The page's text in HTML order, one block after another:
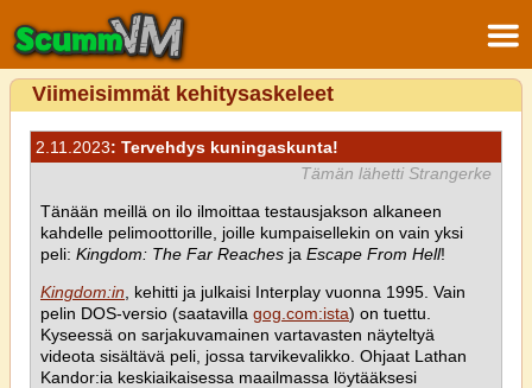
Viimeisimmät kehitysaskeleet
2.11.2023: Tervehdys kuningaskunta!
Tämän lähetti Strangerke
Tänään meillä on ilo ilmoittaa testausjakson alkaneen
kahdelle pelimoottorille, joille kumpaisellekin on vain yksi
peli: Kingdom: The Far Reaches ja Escape From Hell!
Kingdom:in , kehitti ja julkaisi Interplay vuonna 1995. Vain
pelin DOS-versio (saatavilla gog.com:ista) on tuettu.
Kyseessä on sarjakuvamainen vartavasten näyteltyä
videota sisältävä peli, jossa tarvikevalikko. Ohjaat Lathan
Kandor:ia keskiaikaisessa maailmassa löytääksesi